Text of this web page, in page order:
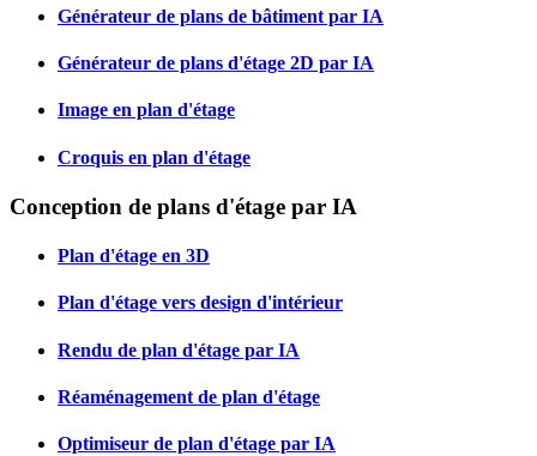
Générateur de plans de bâtiment par IA
Générateur de plans d'étage 2D par IA
Image en plan d'étage
Croquis en plan d'étage
Conception de plans d'étage par IA
Plan d'étage en 3D
Plan d'étage vers design d'intérieur
Rendu de plan d'étage par IA
Réaménagement de plan d'étage
Optimiseur de plan d'étage par IA